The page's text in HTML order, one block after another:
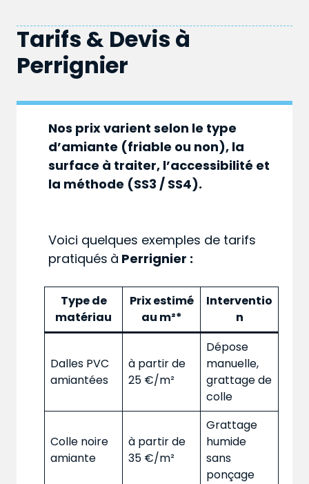
Tarifs & Devis à
Perrignier
Nos prix varient selon le type
d’amiante (friable ou non), la
surface à traiter, l’accessibilité et
la méthode (SS3 / SS4).
Voici quelques exemples de tarifs
pratiqués à Perrignier :
Type de
matériau
Prix estimé
au m²*
Interventio
n
Dalles PVC
amiantées
à partir de
25 €/m²
Dépose
manuelle,
grattage de
colle
Colle noire
amiante
à partir de
35 €/m²
Grattage
humide
sans
ponçage